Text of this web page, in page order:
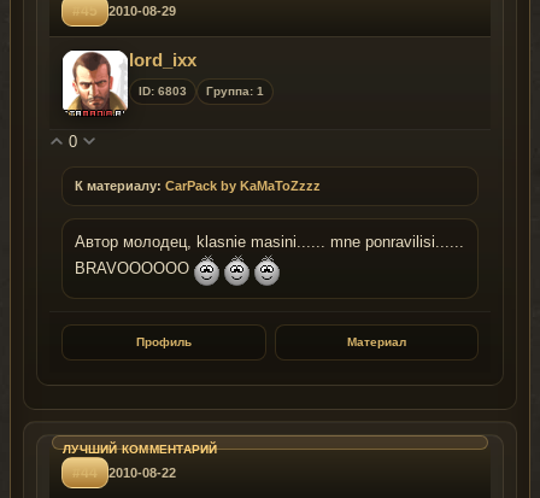
#45 2010-08-29
lord_ixx
ID: 6803 Группа: 1
0
К материалу: CarPack by KaMaToZzzz
Автор молодец, klasnie masini...... mne ponravilisi......
BRAVOOOOOO
Профиль Материал
#44 2010-08-22